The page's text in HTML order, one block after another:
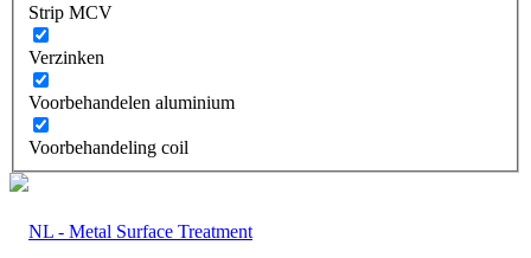
Strip MCV
Verzinken
Voorbehandelen aluminium
Voorbehandeling coil